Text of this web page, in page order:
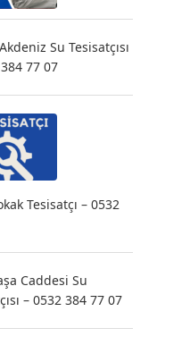
Su Tesisatçısı
77 07
Tesisatçı – 0532
Caddesi Su
– 0532 384 77 07